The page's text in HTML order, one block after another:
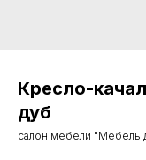
Кресло-
дуб
салон мебели "Мебель